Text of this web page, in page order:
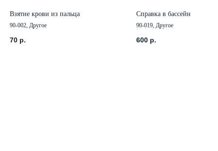
Взятие крови из пальца
90-002, Другое
70 р.
Справка в бассейн
90-019, Другое
600 р.